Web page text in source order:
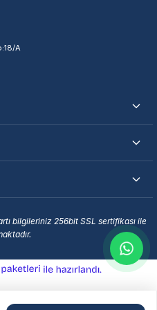
Bulurum?
A
bilgileriniz 256bit SSL sertifikası ile
e-